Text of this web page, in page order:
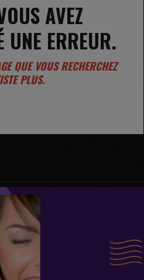
AVEZ
UNE ERREUR.
QUE VOUS RECHERCHEZ
PLUS.